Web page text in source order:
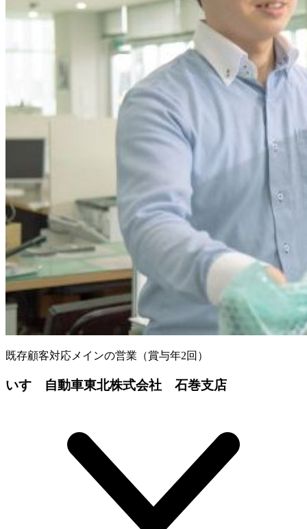
既存顧客対応メインの営業（賞与年2回）
いすゞ自動車東北株式会社 石巻支店